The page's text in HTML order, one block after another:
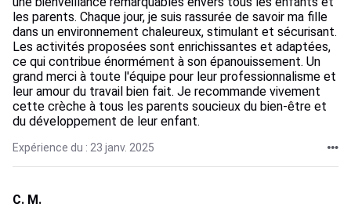
les parents. Chaque jour, je suis rassurée de savoir ma fille
dans un environnement chaleureux, stimulant et sécurisant.
Les activités proposées sont enrichissantes et adaptées,
ce qui contribue énormément à son épanouissement. Un
grand merci à toute l'équipe pour leur professionnalisme et
leur amour du travail bien fait. Je recommande vivement
cette crèche à tous les parents soucieux du bien-être et
du développement de leur enfant.
Expérience du : 23 janv. 2025
C. M.